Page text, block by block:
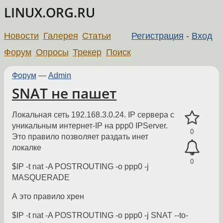
LINUX.ORG.RU
Регистрация - Вход
Новости Галерея Статьи
Форум Опросы Трекер Поиск
Форум — Admin
SNAT не пашет
0
0
Локальная сеть 192.168.3.0.24. IP сервера с
уникальным интернет-IP на ppp0 IPServer.
Это правило позволяет раздать инет
локалке
$IP -t nat -A POSTROUTING -o ppp0 -j
MASQUERADE
А это правило хрен
$IP -t nat -A POSTROUTING -o ppp0 -j SNAT --to-